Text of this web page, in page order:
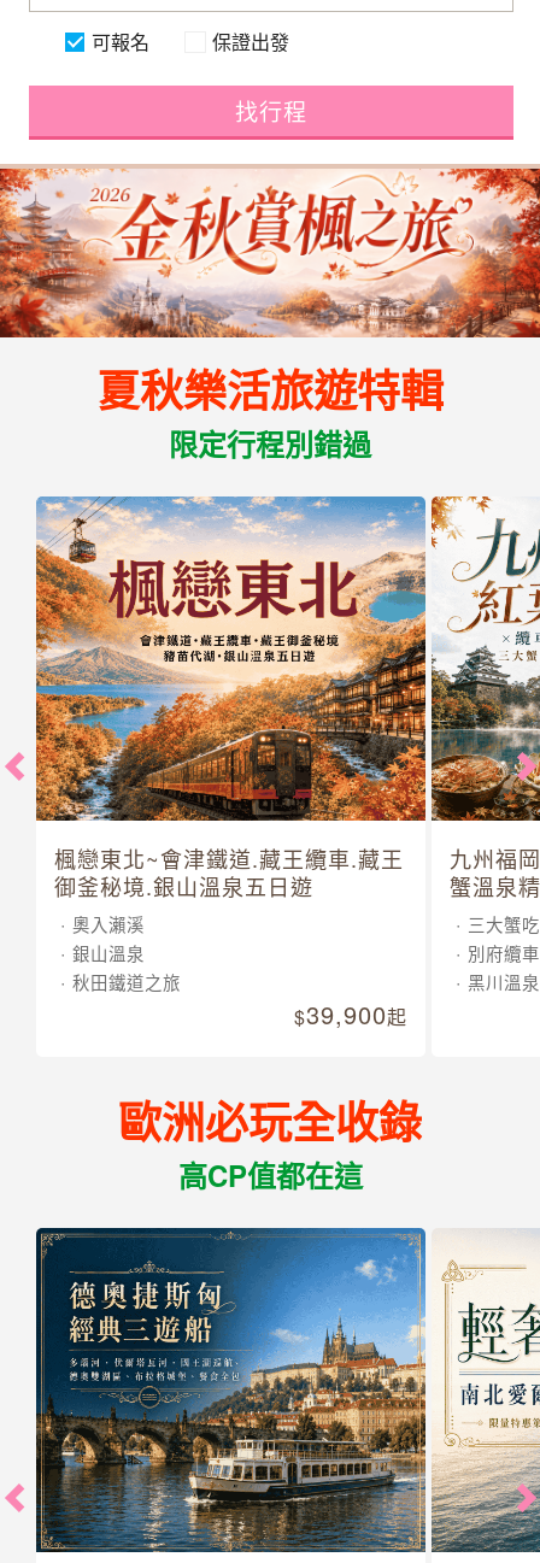
可報名 保證出發
找行程
夏秋樂活旅遊特輯
限定行程別錯過
楓戀東北~會津鐵道.藏王纜車.藏王
御釜秘境.銀山溫泉五日遊
奧入瀨溪
銀山溫泉
秋田鐵道之旅
39,900起
九州福
蟹溫泉
三大蟹
別府纜車
黑川溫泉
歐洲必玩全收錄
高CP值都在這